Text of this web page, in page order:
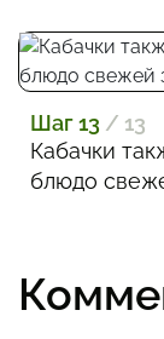
Шаг 13 / 13
Кабачки
блюдо